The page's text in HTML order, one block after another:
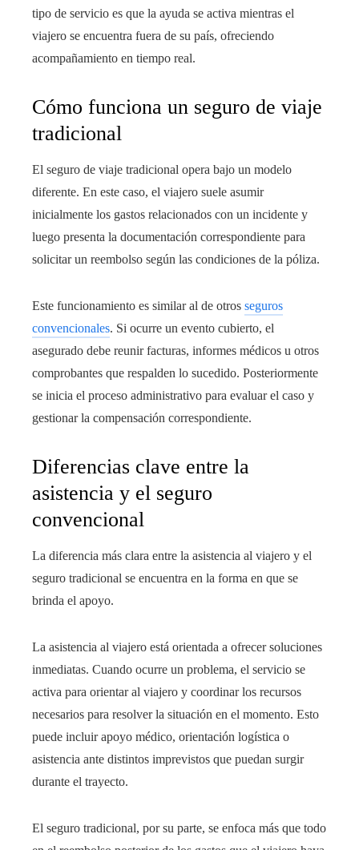
tipo de servicio es que la ayuda se activa mientras el
viajero se encuentra fuera de su país, ofreciendo
acompañamiento en tiempo real.
Cómo funciona un seguro de viaje
tradicional
El seguro de viaje tradicional opera bajo un modelo
diferente. En este caso, el viajero suele asumir
inicialmente los gastos relacionados con un incidente y
luego presenta la documentación correspondiente para
solicitar un reembolso según las condiciones de la póliza.
Este funcionamiento es similar al de otros seguros
convencionales. Si ocurre un evento cubierto, el
asegurado debe reunir facturas, informes médicos u otros
comprobantes que respalden lo sucedido. Posteriormente
se inicia el proceso administrativo para evaluar el caso y
gestionar la compensación correspondiente.
Diferencias clave entre la
asistencia y el seguro
convencional
La diferencia más clara entre la asistencia al viajero y el
seguro tradicional se encuentra en la forma en que se
brinda el apoyo.
La asistencia al viajero está orientada a ofrecer soluciones
inmediatas. Cuando ocurre un problema, el servicio se
activa para orientar al viajero y coordinar los recursos
necesarios para resolver la situación en el momento. Esto
puede incluir apoyo médico, orientación logística o
asistencia ante distintos imprevistos que puedan surgir
durante el trayecto.
El seguro tradicional, por su parte, se enfoca más que todo